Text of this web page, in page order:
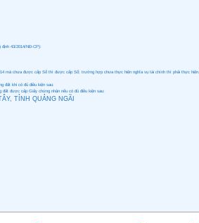
43/2014/NĐ-CP):
mà chưa được cấp Sổ thì được cấp Sổ; trường hợp chưa thực hiện nghĩa vụ tài chính thì phải thực hiện.
đất khi có đủ điều kiện sau:
được cấp Giấy chứng nhận nếu có đủ điều kiện sau:
TỈNH QUẢNG NGÃI